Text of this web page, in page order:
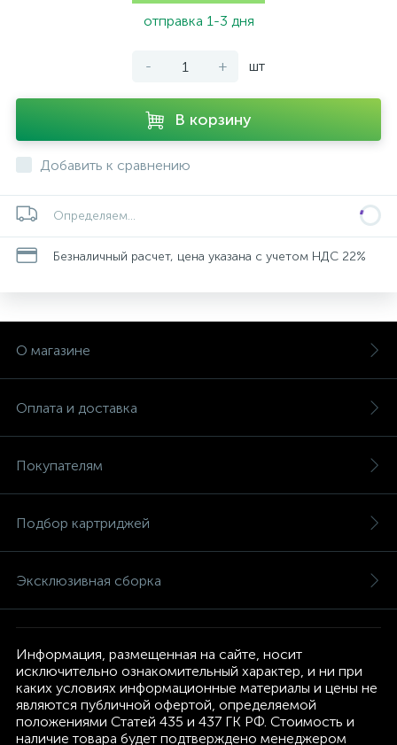
отправка 1-3 дня
- + шт
В корзину
Добавить к сравнению
Определяем...
Безналичный расчет, цена указана с учетом НДС 22%
О магазине
Оплата и доставка
Покупателям
Подбор картриджей
Эксклюзивная сборка
Информация, размещенная на сайте, носит
исключительно ознакомительный характер, и ни при
каких условиях информационные материалы и цены не
являются публичной офертой, определяемой
положениями Статей 435 и 437 ГК РФ. Стоимость и
наличие товара будет подтверждено менеджером